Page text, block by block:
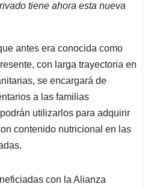
tiene ahora esta nueva
antes era conocida como
con larga trayectoria en
se encargará de
a las familias
utilizarlos para adquirir
contenido nutricional en las
con la Alianza